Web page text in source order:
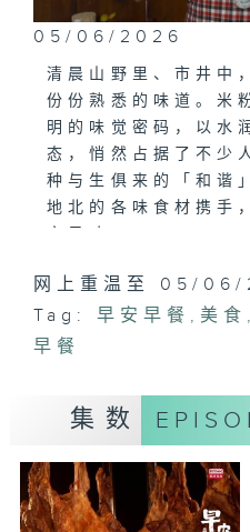
05/06/2026
清晨山野里、市井中
份份熟悉的味道。米
明的味觉密码，以水
态，悄然占据了不少
种与生俱来的「和谐
地北的各味食材携手
美食介绍:酸汤米粉
绵阳米粉，拉粉
网上重温至 05/
Tag:
早安早餐 , 美食 ,
早餐
集数